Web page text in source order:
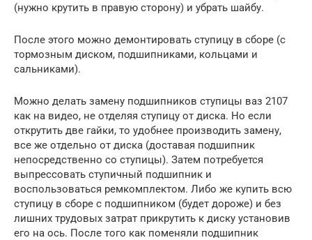
(нужно крутить в правую сторону) и убрать шайбу.
После этого можно демонтировать ступицу в сборе (с
тормозным диском, подшипниками, кольцами и
сальниками).
Можно делать замену подшипников ступицы ваз 2107
как на видео, не отделяя ступицу от диска. Но если
открутить две гайки, то удобнее производить замену,
все же отдельно от диска (доставая подшипник
непосредственно со ступицы). Затем потребуется
выпрессовать ступичный подшипник и
воспользоваться ремкомплектом. Либо же купить всю
ступицу в сборе с подшипником (будет дороже) и без
лишних трудовых затрат прикрутить к диску установив
его на ось. После того как поменяли подшипник